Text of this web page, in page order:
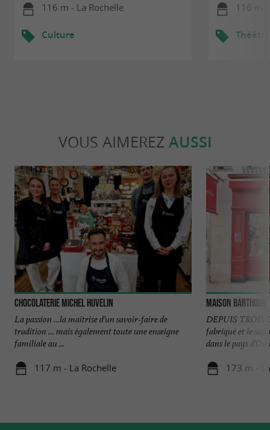
116 m - La Rochelle
Culture
116 m -
Théâtre
VOUS AIMEREZ AUSSI
Chocolaterie Michel Huvelin
La passion …la maîtrise d’un savoir-faire de
tradition … mais également toute une enseigne
familiale au ...
117 m - La Rochelle
Maison Barthouil
DEPUIS TROIS
fabriqué et le
dans le pays
173 m -